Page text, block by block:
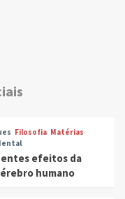
Filosofia Matérias
efeitos da
humano